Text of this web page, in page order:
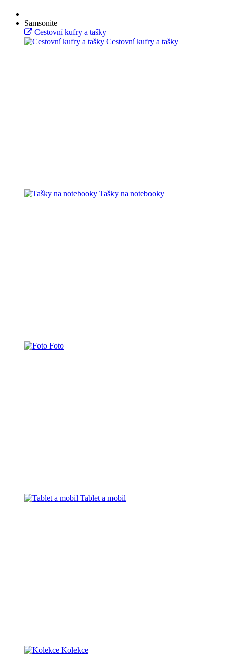
Samsonite
Cestovní kufry a tašky
Cestovní kufry a tašky
Tašky na notebooky
Foto
Tablet a mobil
Kolekce